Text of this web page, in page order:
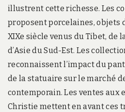
illustrent cette richesse. Les
proposent porcelaines, objets
XIXe siècle venus du Tibet, de
d’Asie du Sud-Est. Les
reconnaissent l’impact du
de la statuaire sur le marché
contemporain. Les ventes aux
Christie mettent en avant ces